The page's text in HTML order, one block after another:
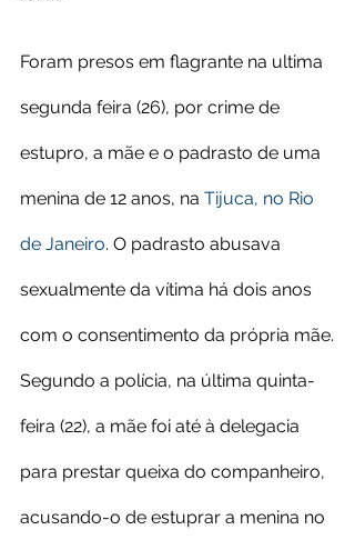
Foram presos em flagrante na ultima
segunda feira (26), por crime de
estupro, a mãe e o padrasto de uma
menina de 12 anos, na Tijuca, no Rio
de Janeiro. O padrasto abusava
sexualmente da vítima há dois anos
com o consentimento da própria mãe.
Segundo a polícia, na última quinta-
feira (22), a mãe foi até à delegacia
para prestar queixa do companheiro,
acusando-o de estuprar a menina no